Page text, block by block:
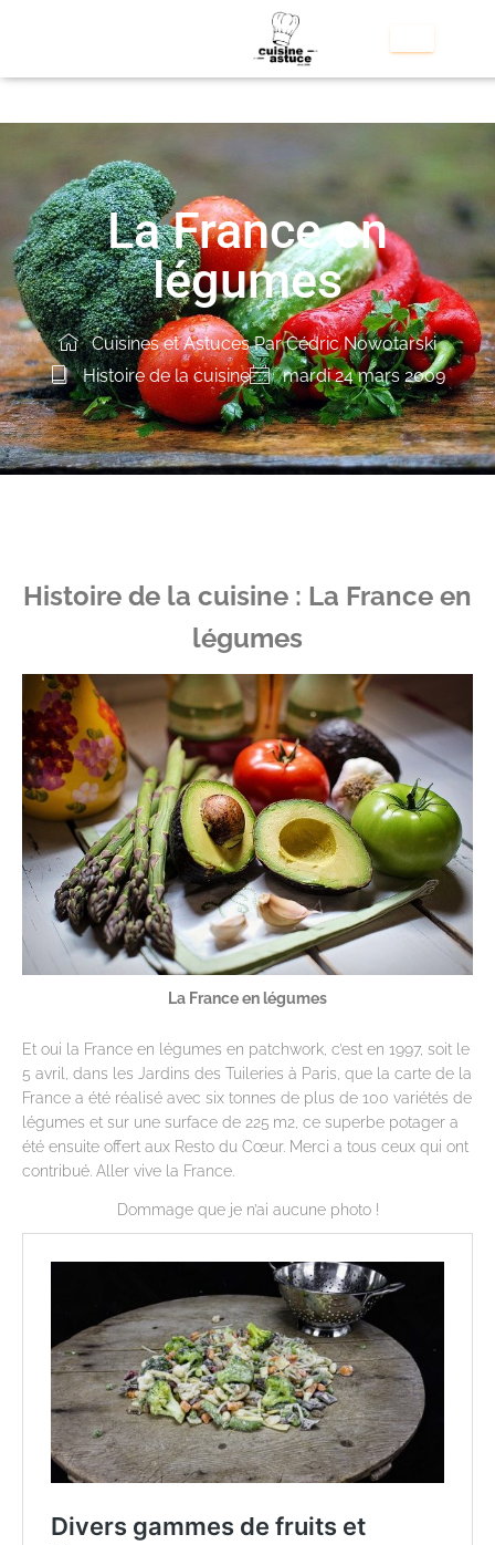
La France en
légumes
Cuisines et Astuces Par Cédric Nowotarski
Histoire de la cuisine
mardi 24 mars 2009
Histoire de la cuisine : La France en
légumes
La France en légumes
Et oui la France en légumes en patchwork, c’est en 1997, soit le
5 avril, dans les Jardins des Tuileries à Paris, que la carte de la
France a été réalisé avec six tonnes de plus de 100 variétés de
légumes et sur une surface de 225 m2, ce superbe potager a
été ensuite offert aux Resto du Cœur. Merci a tous ceux qui ont
contribué. Aller vive la France.
Dommage que je n’ai aucune photo !